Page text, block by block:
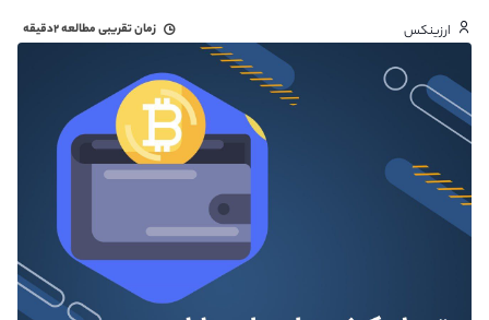
ارزینکس زمان تقریبی مطالعه۲دقیقه